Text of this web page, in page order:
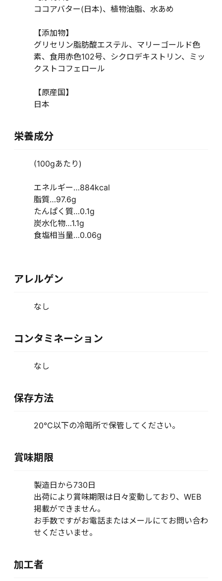
ココアバター(日本)、植物油脂、水あめ
【添加物】
グリセリン脂肪酸エステル、マリーゴールド色
素、食用赤色102号、シクロデキストリン、ミッ
クストコフェロール
【原産国】
日本
栄養成分
(100gあたり)
エネルギー…884kcal
脂質…97.6g
たんぱく質…0.1g
炭水化物…1.1g
食塩相当量…0.06g
アレルゲン
なし
コンタミネーション
なし
保存方法
20℃以下の冷暗所で保管してください。
賞味期限
製造日から730日
出荷により賞味期限は日々変動しており、WEB
掲載ができません。
お手数ですがお電話またはメールにてお問い合わ
せくださいませ。
加工者